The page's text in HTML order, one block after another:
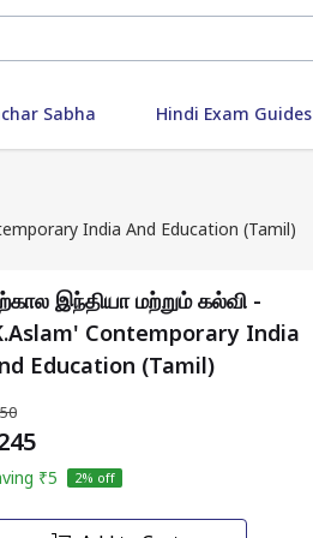
Sabha Hindi Exam Guides
India And Education (Tamil)
இந்தியா மற்றும் கல்வி -
Contemporary India
Education (Tamil)
₹5 2% off